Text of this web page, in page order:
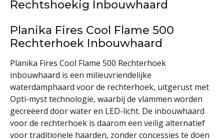
Rechtshoekig Inbouwhaard
Planika Fires Cool Flame 500
Rechterhoek Inbouwhaard
Planika Fires Cool Flame 500 Rechterhoek
inbouwhaard is een milieuvriendelijke
waterdamphaard voor de rechterhoek, uitgerust met
Opti-myst technologie, waarbij de vlammen worden
gecreëerd door water en LED-licht. De inbouwhaard
voor de rechterhoek is daarom een veilig alternatief
voor traditionele haarden, zonder concessies te doen